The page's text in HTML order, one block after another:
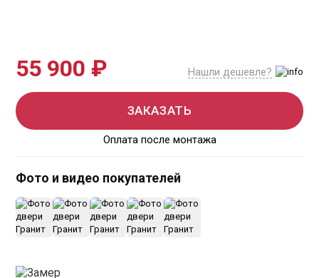
55 900 ₽ Нашли дешевле?
ЗАКАЗАТЬ
Оплата после монтажа
Фото и видео покупателей